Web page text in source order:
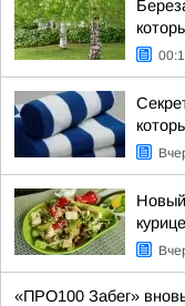
«ПРО100 Забег»